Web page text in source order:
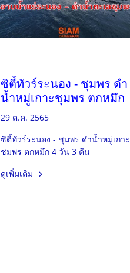
ซิตี้ทัวร์ระนอง - ชุมพร ดำ
น้ำหมู่เกาะชุมพร ตกหมึก
29 ต.ค. 2565
ซิตี้ทัวร์ระนอง - ชุมพร ดำน้ำหมู่เกาะ
ชมพร ตกหมึก 4 วัน 3 คืน
ดูเพิ่มเติม